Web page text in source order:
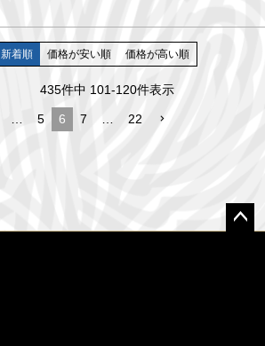
新着順 価格が安い順 価格が高い順
435件中 101-120件表示
5 6 7 22